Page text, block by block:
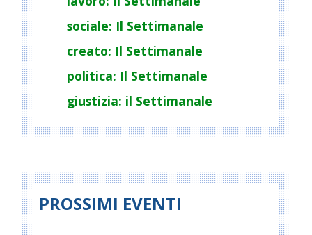
sociale: Il Settimanale
creato: Il Settimanale
politica: Il Settimanale
giustizia: il Settimanale
PROSSIMI EVENTI